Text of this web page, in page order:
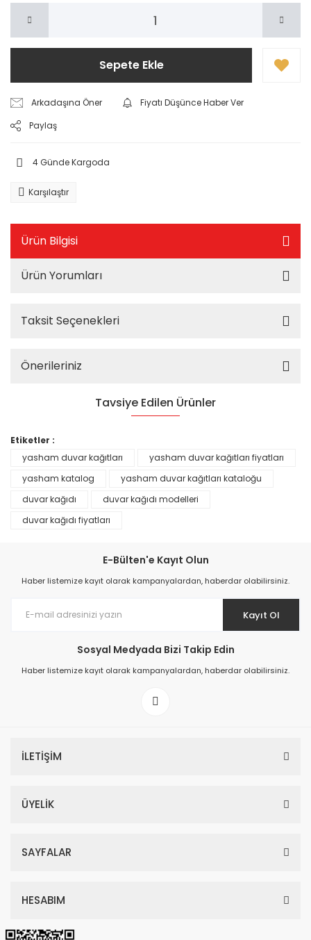
Sepete Ekle
Arkadaşına Öner
Fiyatı Düşünce Haber Ver
Paylaş
4 Günde Kargoda
Karşılaştır
Ürün Bilgisi
Ürün Yorumları
Taksit Seçenekleri
Önerileriniz
Tavsiye Edilen Ürünler
Prime ArtDECO Duvar Kağıdı Tutkalı 500 gr
199,00 TL
Etiketler :
yasham duvar kağıtları
yasham duvar kağıtları fiyatları
yasham katalog
yasham duvar kağıtları kataloğu
duvar kağıdı
duvar kağıdı modelleri
duvar kağıdı fiyatları
E-Bülten'e Kayıt Olun
Haber listemize kayıt olarak kampanyalardan, haberdar olabilirsiniz.
Kayıt Ol
Sosyal Medyada Bizi Takip Edin
Haber listemize kayıt olarak kampanyalardan, haberdar olabilirsiniz.
İLETİŞİM
ÜYELİK
SAYFALAR
HESABIM